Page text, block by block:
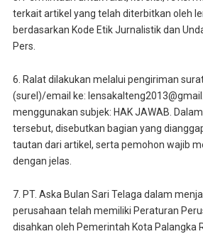
terkait artikel yang telah diterbitkan oleh
berdasarkan Kode Etik Jurnalistik dan
Pers.
6. Ralat dilakukan melalui pengiriman
(surel)/email ke:
menggunakan subjek: HAK JAWAB.
tersebut, disebutkan bagian yang
tautan dari artikel, serta pemohon wajib
dengan jelas.
7. PT. Aska Bulan Sari Telaga dalam
perusahaan telah memiliki Peraturan
disahkan oleh Pemerintah Kota Palangka